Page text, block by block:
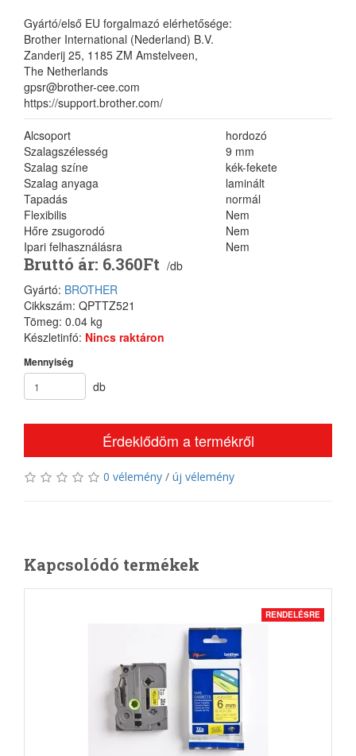
Gyártó/első EU forgalmazó elérhetősége:
Brother International (Nederland) B.V.
Zanderij 25, 1185 ZM Amstelveen,
The Netherlands
gpsr@brother-cee.com
https://support.brother.com/
Alcsoport
hordozó
Szalagszélesség
9 mm
Szalag színe
kék-fekete
Szalag anyaga
laminált
Tapadás
normál
Flexibilis
Nem
Hőre zsugorodó
Nem
Ipari felhasználásra
Nem
Bruttó ár: 6.360Ft /db
Gyártó: BROTHER
Cikkszám: QPTTZ521
Tömeg: 0.04 kg
Készletinfó: Nincs raktáron
Mennyiség
db
Érdeklődöm a termékről
0 vélemény / új vélemény
Kapcsolódó termékek
RENDELÉSRE